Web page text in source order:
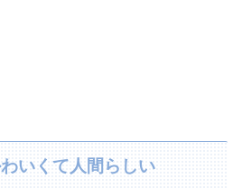
いくて人間らしい